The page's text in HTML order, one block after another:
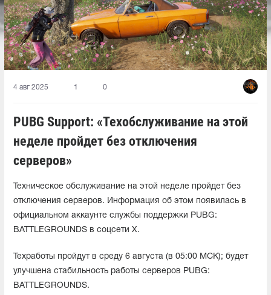
4 авг 2025 1 0
PUBG Support: «Техобслуживание на этой
неделе пройдет без отключения
серверов»
Техническое обслуживание на этой неделе пройдет без
отключения серверов. Информация об этом появилась в
официальном аккаунте службы поддержки PUBG:
BATTLEGROUNDS в соцсети X.
Техработы пройдут в среду 6 августа (в 05:00 МСК); будет
улучшена стабильность работы серверов PUBG:
BATTLEGROUNDS.